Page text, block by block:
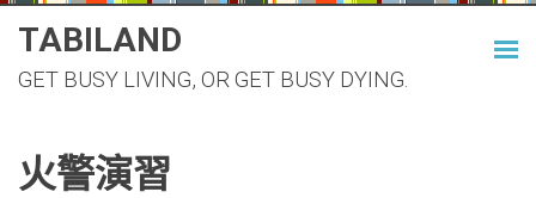
content
TABILAND
GET BUSY LIVING, OR GET BUSY DYING.
火警演習